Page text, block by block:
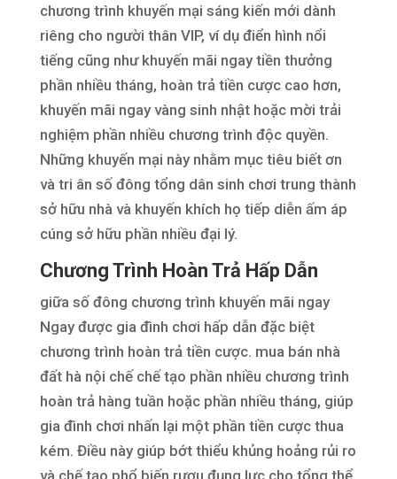
chương trình khuyến mại sáng kiến mới dành
riêng cho người thân VIP, ví dụ điển hình nổi
tiếng cũng như khuyến mãi ngay tiền thưởng
phần nhiều tháng, hoàn trả tiền cược cao hơn,
khuyến mãi ngay vàng sinh nhật hoặc mời trải
nghiệm phần nhiều chương trình độc quyền.
Những khuyến mại này nhằm mục tiêu biết ơn
và tri ân số đông tổng dân sinh chơi trung thành
sở hữu nhà và khuyến khích họ tiếp diễn ấm áp
cúng sở hữu phần nhiều đại lý.
Chương Trình Hoàn Trả Hấp Dẫn
giữa số đông chương trình khuyến mãi ngay
Ngay được gia đình chơi hấp dẫn đặc biệt
chương trình hoàn trả tiền cược. mua bán nhà
đất hà nội chế chế tạo phần nhiều chương trình
hoàn trả hàng tuần hoặc phần nhiều tháng, giúp
gia đình chơi nhấn lại một phần tiền cược thua
kém. Điều này giúp bớt thiểu khủng hoảng rủi ro
và chế tạo phổ biến rượu đụng lực cho tổng thể